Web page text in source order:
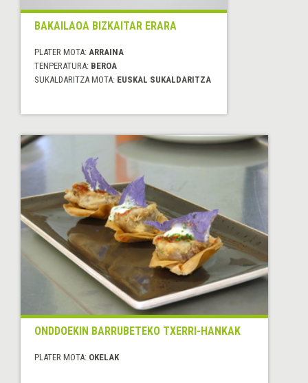
BAKAILAOA BIZKAITAR ERARA
PLATER MOTA: ARRAINA
TENPERATURA: BEROA
SUKALDARITZA MOTA: EUSKAL SUKALDARITZA
ONDDOEKIN BARRUBETEKO TXERRI-HANKAK
PLATER MOTA: OKELAK